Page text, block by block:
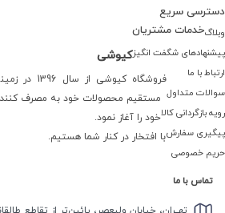
دسترسی سریع
وبلاگ
پیشنهادهای شگفت انگیز
ارتباط با ما
خدمات مشتریان
سوالات متداول
رویه بازگردانی کالا
پیگیری سفارش
حریم خصوصی
کیوشی
فروشگاه
مستقیم محصولات خود به مصرف
خود را آغاز نمود.
با افتخار در کنار شما هستیم.
تماس با ما
تهــران، خیابان ولیعصر، پائین‌تر از تقاطع